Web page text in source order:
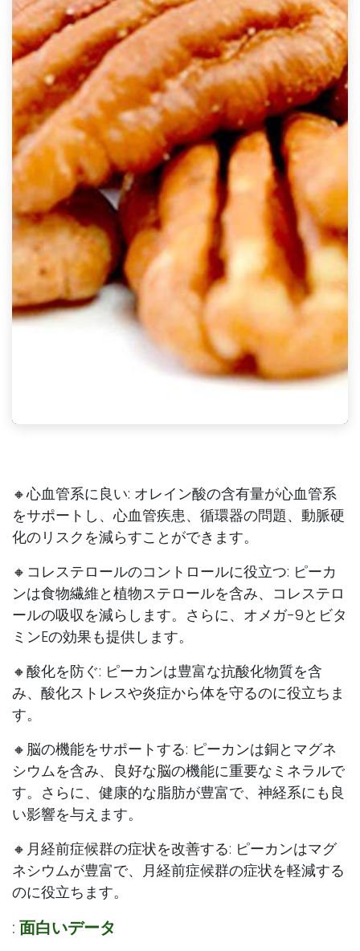
🔸心血管系に良い: オレイン酸の含有量が心血管系
をサポートし、心血管疾患、循環器の問題、動脈硬
化のリスクを減らすことができます。
🔸コレステロールのコントロールに役立つ: ピーカ
ンは食物繊維と植物ステロールを含み、コレステロ
ールの吸収を減らします。さらに、オメガ-9とビタ
ミンEの効果も提供します。
🔸酸化を防ぐ: ピーカンは豊富な抗酸化物質を含
み、酸化ストレスや炎症から体を守るのに役立ちま
す。
🔸脳の機能をサポートする: ピーカンは銅とマグネ
シウムを含み、良好な脳の機能に重要なミネラルで
す。さらに、健康的な脂肪が豊富で、神経系にも良
い影響を与えます。
🔸月経前症候群の症状を改善する: ピーカンはマグ
ネシウムが豊富で、月経前症候群の症状を軽減する
のに役立ちます。
: 面白いデータ